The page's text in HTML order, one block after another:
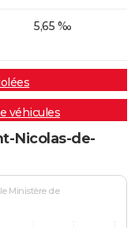
5,65 ‰
véhicules
Nicolas-de-
Ministère de